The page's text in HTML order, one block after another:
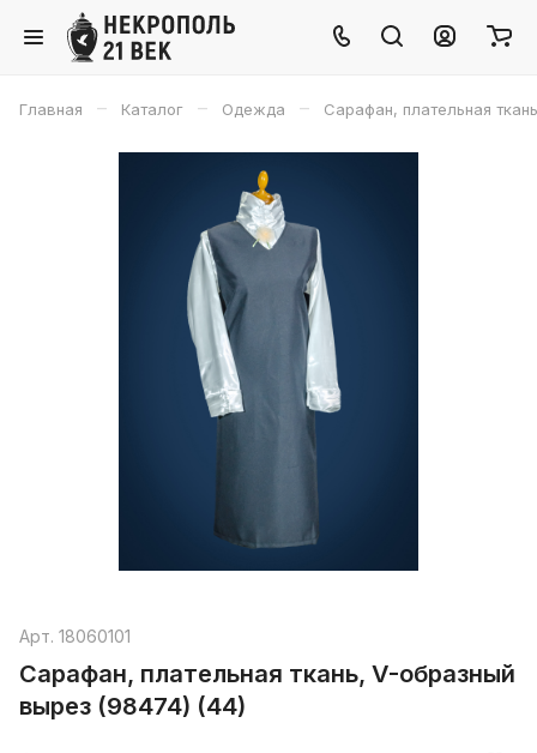
Главная – Каталог – Одежда – Сарафан, плательная
Арт. 18060101
Сарафан, плательная ткань, V-образный
вырез (98474) (44)